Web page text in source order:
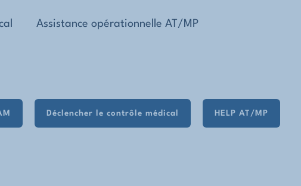
Assistance opérationnelle AT/MP
Déclencher le contrôle médical HELP AT/MP